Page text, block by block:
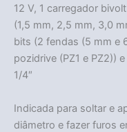
12 V, 1 carregador
(1,5 mm, 2,5 mm, 3,0
bits (2 fendas (5 mm e
pozidrive (PZ1 e PZ2))
1/4″
Indicada para soltar e
diâmetro e fazer furos